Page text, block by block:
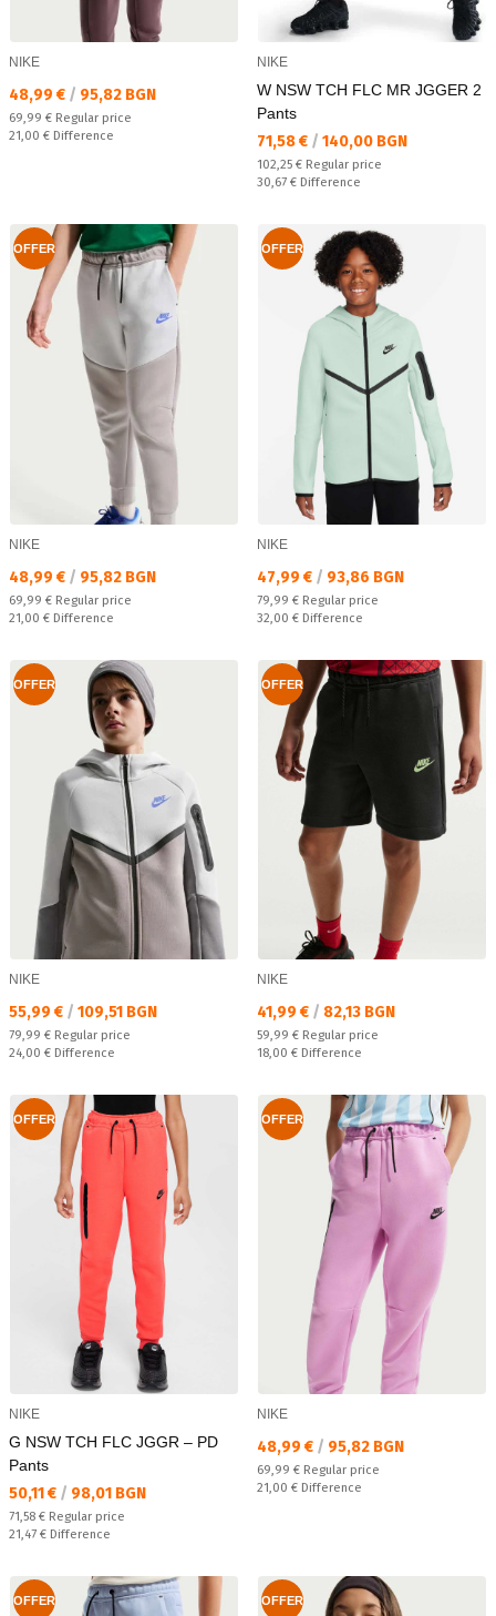
NIKE
Текуща цена:
48,99 € / 95,82 BGN
Regular price:
69,99 € Regular price
Спестявате:
21,00 € Difference
NIKE
W NSW TCH FLC MR JGGER 2
Pants
Текуща цена:
71,58 € / 140,00 BGN
Regular price:
102,25 € Regular price
Спестявате:
30,67 € Difference
OFFER
NIKE
Текуща цена:
48,99 € / 95,82 BGN
Regular price:
69,99 € Regular price
Спестявате:
21,00 € Difference
OFFER
NIKE
Текуща цена:
47,99 € / 93,86 BGN
Regular price:
79,99 € Regular price
Спестявате:
32,00 € Difference
OFFER
NIKE
Текуща цена:
55,99 € / 109,51 BGN
Regular price:
79,99 € Regular price
Спестявате:
24,00 € Difference
OFFER
NIKE
Текуща цена:
41,99 € / 82,13 BGN
Regular price:
59,99 € Regular price
Спестявате:
18,00 € Difference
OFFER
NIKE
G NSW TCH FLC JGGR – PD
Pants
Текуща цена:
50,11 € / 98,01 BGN
Regular price:
71,58 € Regular price
Спестявате:
21,47 € Difference
OFFER
NIKE
Текуща цена:
48,99 € / 95,82 BGN
Regular price:
69,99 € Regular price
Спестявате:
21,00 € Difference
OFFER OFFER